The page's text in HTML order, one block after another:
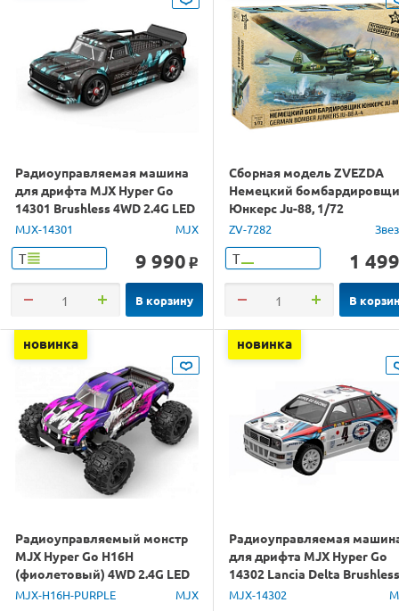
Радиоуправляемая машина
для дрифта MJX Hyper Go
14301 Brushless 4WD 2.4G LED
1/14 RTR
MJX-14301 MJX
Т 9 990 o
В корзину
Сборная модель ZVEZDA
Немецкий
Юнкерс Ju-88, 1/72
ZV-7282
Т 1 499
В
новинка
Радиоуправляемый монстр
MJX Hyper Go H16H
(фиолетовый) 4WD 2.4G LED
GPS 1/16 RTR
MJX-H16H-PURPLE MJX
новинка
Радиоуправляемая
для дрифта MJX Hyper Go
14302 Lancia Delta Brushless
4WD 2.4G LED 1/14 RTR
MJX-14302